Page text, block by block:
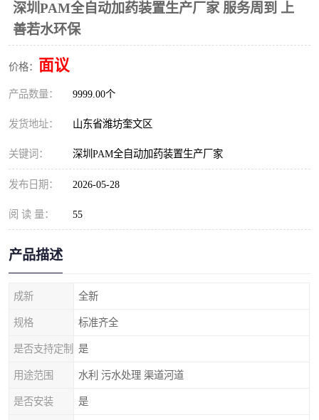
深圳PAM全自动加药装置生产厂家 服务周到 上
善若水环保
价格： 面议
产品数量： 9999.00个
发货地址： 山东省潍坊奎文区
关键词： 深圳PAM全自动加药装置生产厂家
发布日期： 2026-05-28
阅 读 量： 55
产品描述
成新 全新
规格 标准齐全
是否支持定制 是
用途范围 水利 污水处理 渠道河道
是否安装 是